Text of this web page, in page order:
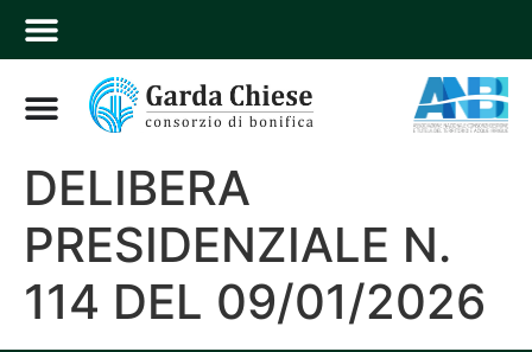
DELIBERA
PRESIDENZIALE N.
114 DEL 09/01/2026